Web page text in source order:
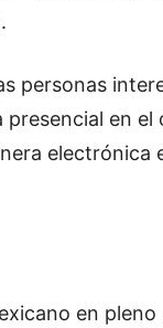
personas
en
electrónica
en